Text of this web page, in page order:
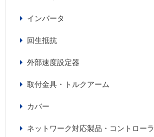
インバータ
回生抵抗
外部速度設定器
取付金具・トルクアーム
カバー
ネットワーク対応製品・コントローラ